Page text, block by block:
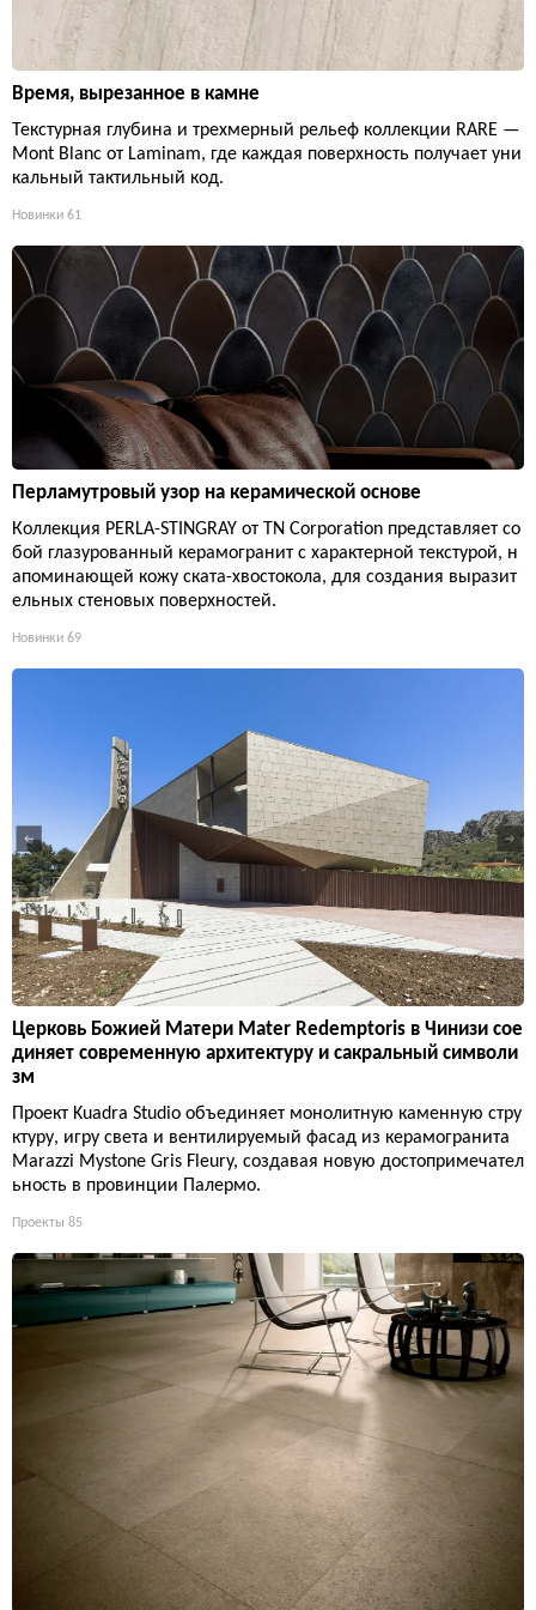
Время, вырезанное в камне
Текстурная глубина и трехмерный рельеф коллекции RARE —
Mont Blanc от Laminam, где каждая поверхность получает уни
кальный тактильный код.
Новинки 61
Перламутровый узор на керамической основе
Коллекция PERLA-STINGRAY от TN Corporation представляет со
бой глазурованный керамогранит с характерной текстурой, н
апоминающей кожу ската-хвостокола, для создания выразит
ельных стеновых поверхностей.
Новинки 69
Церковь Божией Матери Mater Redemptoris в Чинизи сое
диняет современную архитектуру и сакральный символи
зм
Проект Kuadra Studio объединяет монолитную каменную стру
ктуру, игру света и вентилируемый фасад из керамогранита
Marazzi Mystone Gris Fleury, создавая новую достопримечател
ьность в провинции Палермо.
Проекты 85